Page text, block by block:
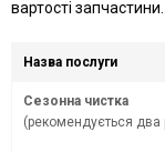
вартості запчастини.
Назва послуги
Сезонна чистка
(рекомендується два